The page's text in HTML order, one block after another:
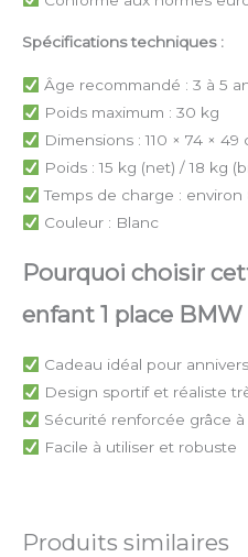
Spécifications techniques :
Âge recommandé : 3 à 5
Poids maximum : 30 kg
Dimensions : 110 × 74 × 49
Poids : 15 kg (net) / 18 kg
Temps de charge : environ
Couleur : Blanc
Pourquoi choisir
enfant 1 place BMW
Cadeau idéal pour
Design sportif et réaliste
Sécurité renforcée grâce
Facile à utiliser et robuste
Produits similaires